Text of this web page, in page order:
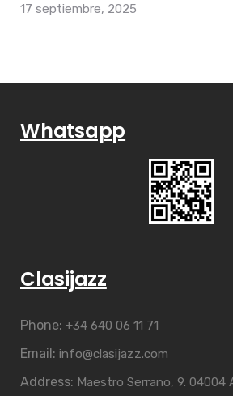
17 septiembre, 2025
Whatsapp
Clasijazz
Phone: +34 640 06 11 71
Email: info@clasijazz.com
Address: Maestro Serrano, 9. 04004